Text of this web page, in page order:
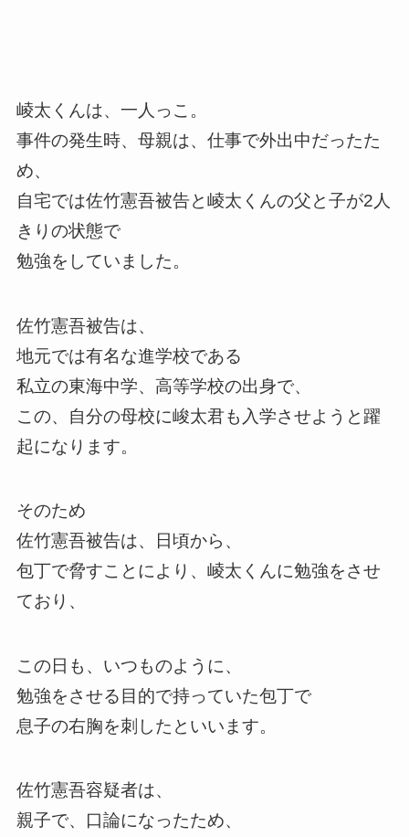
崚太くんは、一人っこ。
事件の発生時、母親は、仕事で外出中だったた
め、
自宅では佐竹憲吾被告と崚太くんの父と子が2人
きりの状態で
勉強をしていました。
佐竹憲吾被告は、
地元では有名な進学校である
私立の東海中学、高等学校の出身で、
この、自分の母校に峻太君も入学させようと躍
起になります。
そのため
佐竹憲吾被告は、日頃から、
包丁で脅すことにより、崚太くんに勉強をさせ
ており、
この日も、いつものように、
勉強をさせる目的で持っていた包丁で
息子の右胸を刺したといいます。
佐竹憲吾容疑者は、
親子で、口論になったため、